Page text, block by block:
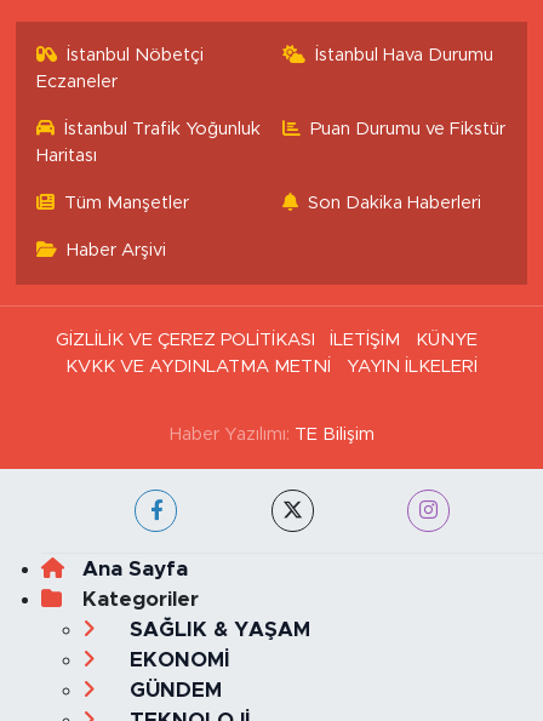
İstanbul Nöbetçi
Eczaneler
İstanbul Hava Durumu
İstanbul Trafik Yoğunluk
Haritası
Puan Durumu ve Fikstür
Tüm Manşetler Son Dakika Haberleri
Haber Arşivi
GİZLİLİK VE ÇEREZ POLİTİKASI İLETİŞİM
KÜNYE
KVKK VE AYDINLATMA METNİ
YAYIN İLKELERİ
Haber Yazılımı: TE Bilişim
Ana Sayfa
Kategoriler
SAĞLIK & YAŞAM
EKONOMİ
GÜNDEM